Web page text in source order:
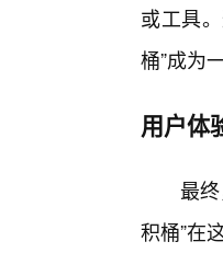
或工具
桶”成为
用户体
最
积桶”在